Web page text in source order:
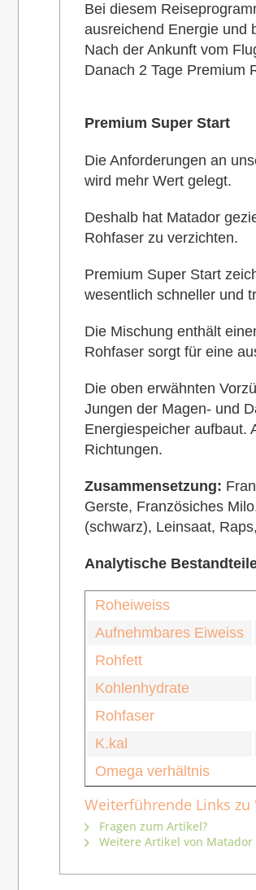
Bei diesem
ausreichend Energie und
Nach der Ankunft vom
Danach 2 Tage Premium
Premium Super Start
Die Anforderungen an
wird mehr Wert gelegt.
Deshalb hat Matador
Rohfaser zu verzichten.
Premium Super Start
wesentlich schneller und
Die Mischung enthält
Rohfaser sorgt für eine
Die oben erwähnten
Jungen der Magen- und
Energiespeicher aufbaut.
Richtungen.
Zusammensetzung:
Gerste, Französiches
(schwarz), Leinsaat, Raps,
Analytische
Roheiweiss
Aufnehmbares Eiweiss
Rohfett
Kohlenhydrate
Rohfaser
K.kal
Omega verhältnis
Weiterführende Links
Fragen zum Artikel?
Weitere Artikel von Matador